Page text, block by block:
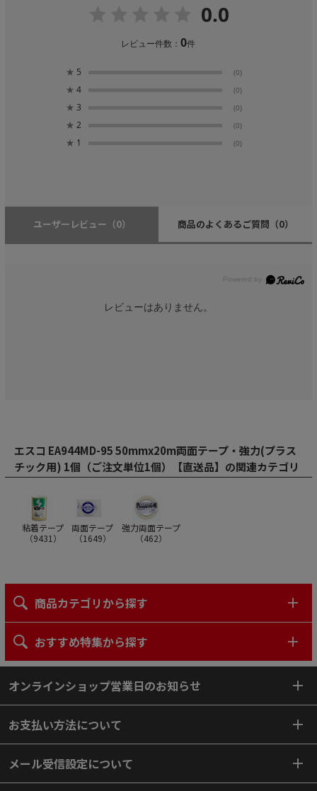
0.0
レビュー件数：0件
★ 5 (0)
★ 4 (0)
★ 3 (0)
★ 2 (0)
★ 1 (0)
ユーザーレビュー （0） 商品のよくあるご質問 （0）
レビューはありません。
エスコ EA944MD-95 50mmx20m両面テープ・強力(プラス
チック用) 1個（ご注文単位1個）【直送品】の関連カテゴリ
粘着テープ
（9431）
両面テープ
（1649）
強力両面テープ
（462）
商品カテゴリから探す
おすすめ特集から探す
オンラインショップ営業日のお知らせ
お支払い方法について
メール受信設定について